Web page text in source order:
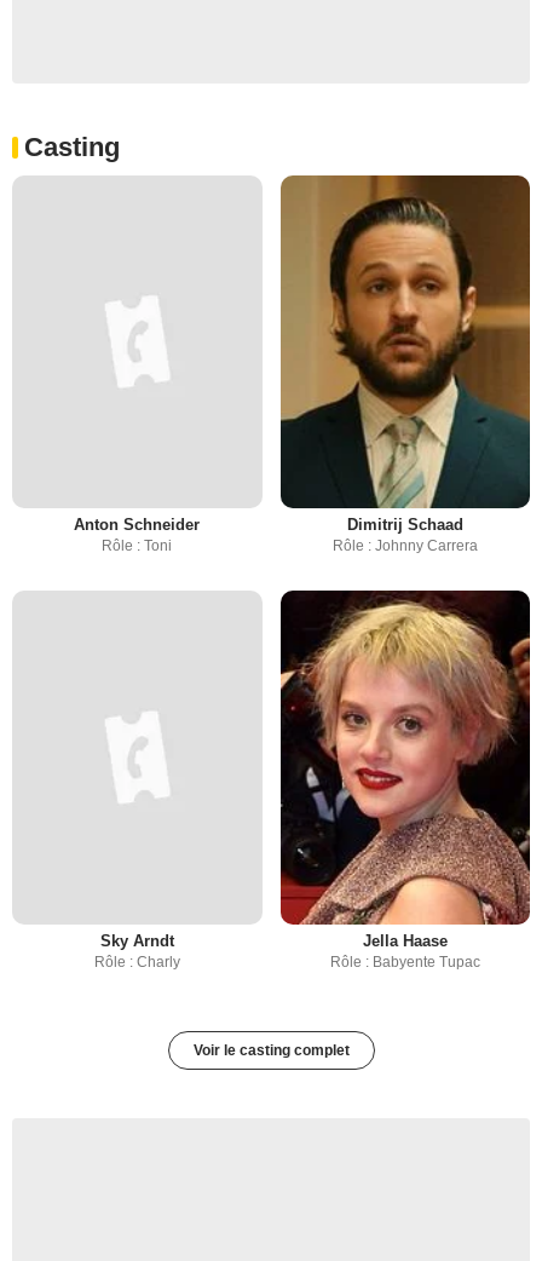
Casting
Anton Schneider
Rôle : Toni
Dimitrij Schaad
Rôle : Johnny Carrera
Sky Arndt
Rôle : Charly
Jella Haase
Rôle : Babyente Tupac
Voir le casting complet